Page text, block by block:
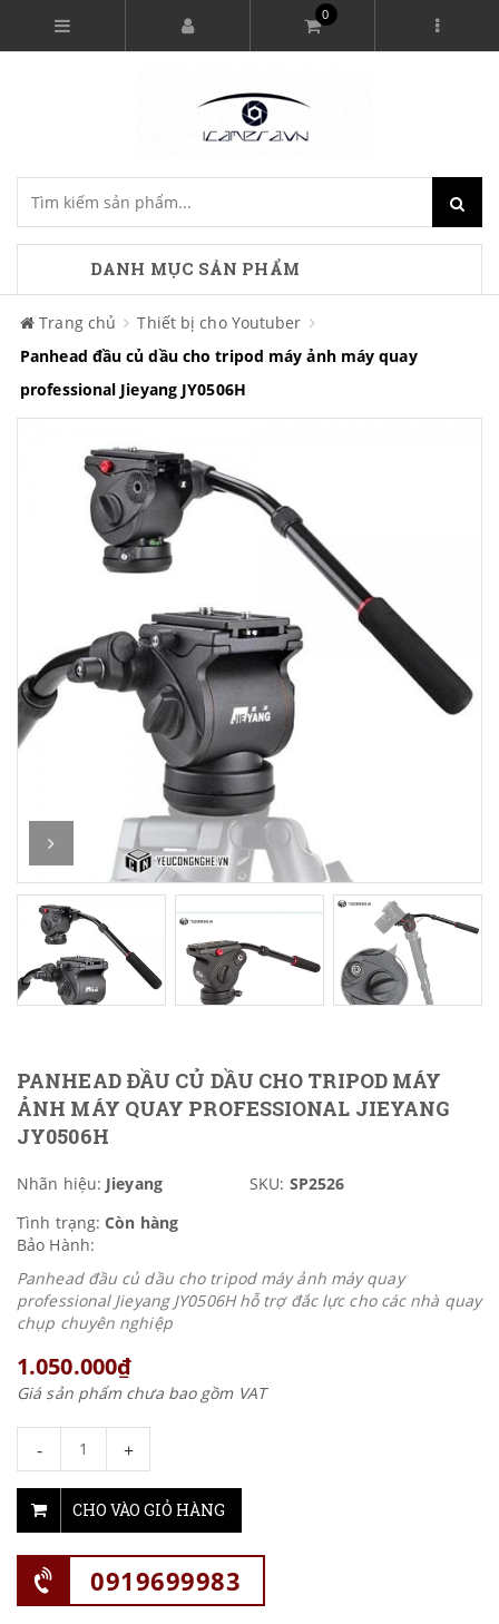
0
DANH MỤC SẢN PHẨM
Trang chủ
Thiết bị cho Youtuber
Panhead đầu củ dầu cho tripod máy ảnh máy quay
professional Jieyang JY0506H
PANHEAD ĐẦU CỦ DẦU CHO TRIPOD MÁY
ẢNH MÁY QUAY PROFESSIONAL JIEYANG
JY0506H
Nhãn hiệu: Jieyang SKU: SP2526
Tình trạng: Còn hàng
Bảo Hành:
Panhead đầu củ dầu cho tripod máy ảnh máy quay
professional Jieyang JY0506H hỗ trợ đắc lực cho các nhà quay
chụp chuyên nghiệp
1.050.000₫
Giá sản phẩm chưa bao gồm VAT
- +
CHO VÀO GIỎ HÀNG
0919699983